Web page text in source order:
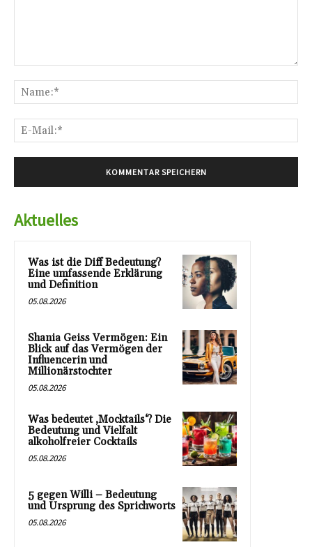
Aktuelles
Was ist die Diff Bedeutung?
Eine umfassende Erklärung
und Definition
05.08.2026
Shania Geiss Vermögen: Ein
Blick auf das Vermögen der
Influencerin und
Millionärstochter
05.08.2026
Was bedeutet ‚Mocktails‘? Die
Bedeutung und Vielfalt
alkoholfreier Cocktails
05.08.2026
5 gegen Willi – Bedeutung
und Ursprung des Sprichworts
05.08.2026